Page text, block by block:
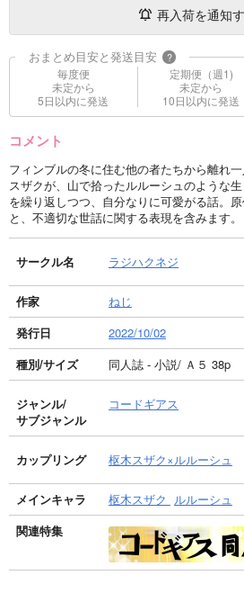
再入荷を通知
おまとめ目安と発送目安 ?
毎度便
未定から
5日以内に発送
定期便（週1)
未定から
10日以内に発送
コメント
フィンブルの冬に住む他の者たちから離れ
スザクが、山で拾ったルルーシュのような
を繰り返しつつ、自分なりに可愛がる話。
と、不適切な世話に関する表現を含みます。
サークル名 ラジハクネジ
作家
ねじ
発行日
2022/10/02
種別/サイズ
同人誌 - 小説/ Ａ５ 38p
ジャンル/
サブジャンル
コードギアス
カップリング 枢木スザク×ルルーシュ
メインキャラ 枢木スザク
ルルーシュ
関連特集